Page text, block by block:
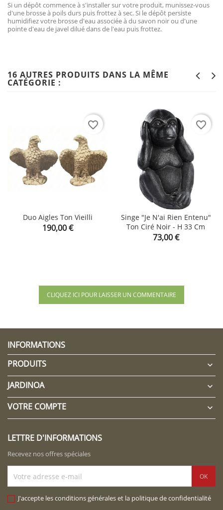
Si un dépôt commence à s'installer sur votre produit, munissez-vous
d'une brosse à poils durs puis frottez à sec. Si le dépôt persiste
humidifiez votre brosse d'eau associée à du savon noir ou d'une
pointe d'eau de javel dilué dans de l'eau puis frottez.
16 AUTRES PRODUITS DANS LA MÊME
CATÉGORIE :
Duo Aigles Ton Vieilli
Prix
190,00 €
favorite_border
Singe "je N'ai Rien Entenu"
Ton Ciré Noir - H 33 Cm
Prix
73,00 €
favorite_border
CLIQUEZ ICI POUR LAISSER UN COMMENTAIRE
INFORMATIONS
PRODUITS

JARDINOA 
VOTRE COMPTE 
LETTRE D'INFORMATIONS
Recevez nos offres spéciales
J'accepte les conditions générales et la politique de confidentialité